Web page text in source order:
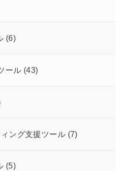
(6)
ール (43)
ング支援ツール (7)
(5)